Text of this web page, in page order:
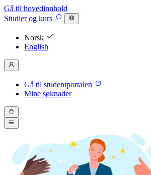
Gå til hovedinnhold
Studierog kurs
Norsk
English
Gå til studentportalen
Mine søknader